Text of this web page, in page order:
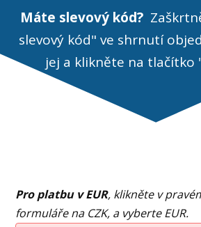
Máte slevový kód?
slevový kód" ve shrnutí
jej a klikněte na
Pro platbu v EUR, klikněte v
formulářena CZK, a vyberte EUR.